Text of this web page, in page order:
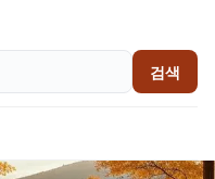
검색